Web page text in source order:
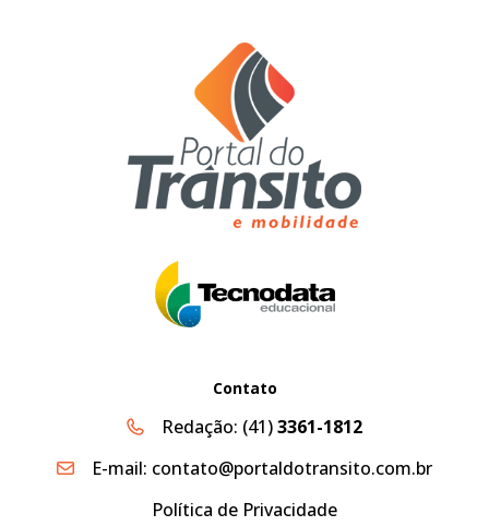
Contato
Redação: (41)3361-1812
E-mail: contato@portaldotransito.com.br
Política de Privacidade